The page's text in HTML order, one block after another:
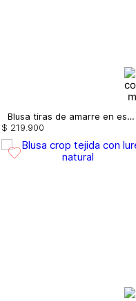
Blusa tiras de amarre en espalda
$ 219 900